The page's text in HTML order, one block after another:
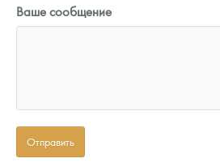
Ваше сообщение